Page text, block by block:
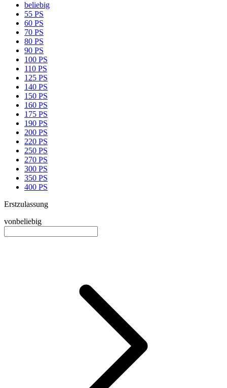
beliebig
55 PS
60 PS
70 PS
80 PS
90 PS
100 PS
110 PS
125 PS
140 PS
150 PS
160 PS
175 PS
190 PS
200 PS
220 PS
250 PS
270 PS
300 PS
350 PS
400 PS
Erstzulassung
vonbeliebig